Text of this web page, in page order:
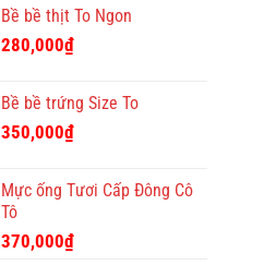
Bề bề thịt To Ngon
280,000₫
Bề bề trứng Size To
350,000₫
Mực ống Tươi Cấp Đông Cô
Tô
370,000₫